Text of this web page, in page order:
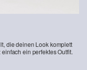
die deinen Look komplett
ein perfektes Outfit.